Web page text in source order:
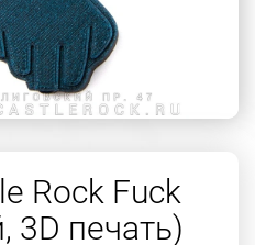
Rock Fuck
печать)